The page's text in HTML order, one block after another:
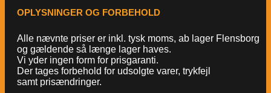
OPLYSNINGER OG FORBEHOLD
Alle nævnte priser er inkl. tysk moms, ab lager Flensborg
og gældende så længe lager haves.
Vi yder ingen form for prisgaranti.
Der tages forbehold for udsolgte varer, trykfejl
samt prisændringer.